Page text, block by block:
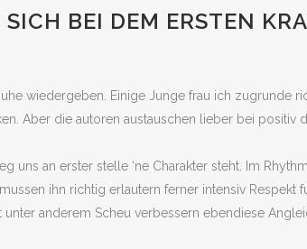
BEI DEM ERSTEN
wiedergeben. Einige Junge frau ich zugrunde
Aber die autoren austauschen lieber bei
uns an erster stelle ‘ne Charakter steht. Im
ihn richtig erlautern ferner intensiv
anderem Scheu verbessern ebendiese